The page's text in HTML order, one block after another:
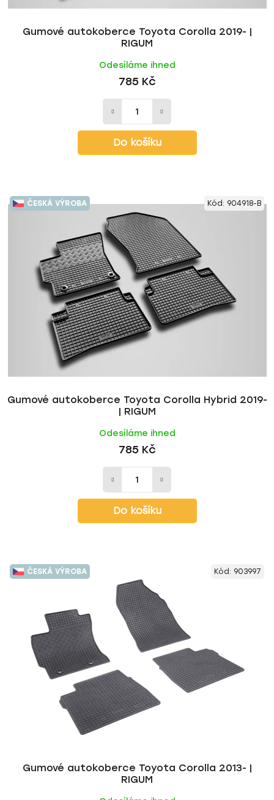
Gumové autokoberce Toyota Corolla 2019- |
RIGUM
Odesíláme ihned
785 Kč
Do košíku
ČESKÁ VÝROBA
Gumové autokoberce Toyota Corolla Hybrid 2019-
| RIGUM
Odesíláme ihned
785 Kč
Do košíku
Kód: 904918-B
ČESKÁ VÝROBA
Gumové autokoberce Toyota Corolla 2013- |
RIGUM
Kód: 903997